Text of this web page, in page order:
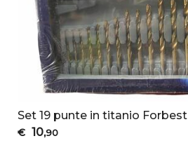
Set 19 punte in titanio Forbest
€ 10,90